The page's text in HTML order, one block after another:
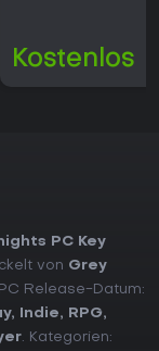
Kostenlos
PC Key
von Grey
Release-Datum:
, Indie, RPG,
. Kategorien: